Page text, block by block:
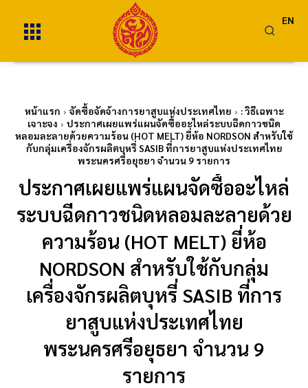
EN
หน้าแรก จัดซื้อจัดจ้างการยาสูบแห่งประเทศไทย
: วิธีเฉพาะ
เจาะจง
ประกาศเผยแพร่แผนจัดซื้ออะไหล่ระบบฉีดกาวชนิด
หลอมละลายด้วยความร้อน (HOT MELT) ยี่ห้อ NORDSON สำหรับใช้
กับกลุ่มเครื่องจักรผลิตบุหรี่ SASIB ที่การยาสูบแห่งประเทศไทย
พระนครศรีอยุธยา จำนวน 9 รายการ
ประกาศเผยแพร่แผนจัดซื้ออะไหล่
ระบบฉีดกาวชนิดหลอมละลายด้วย
ความร้อน (HOT MELT) ยี่ห้อ
NORDSON สำหรับใช้กับกลุ่ม
เครื่องจักรผลิตบุหรี่ SASIB ที่การ
ยาสูบแห่งประเทศไทย
พระนครศรีอยุธยา จำนวน 9
รายการ